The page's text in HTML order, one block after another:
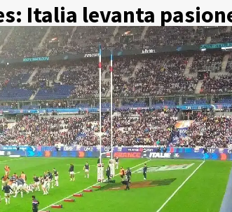
Italia levanta